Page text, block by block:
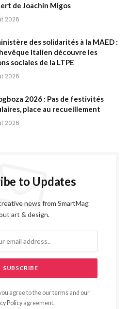
de Joachin Migos
2026
des solidarités à la MAED :
Italien découvre les
sociales de la LTPE
2026
2026 : Pas de festivités
place au recueillement
2026
to Updates
news from SmartMag
art & design.
agree to the our terms and our
Policy agreement.